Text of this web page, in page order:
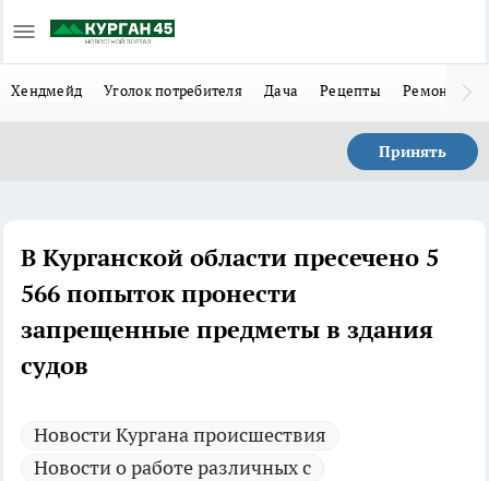
Хендмейд Уголок потребителя Дача Рецепты Ремонт
Принять
В Курганской области пресечено 5
566 попыток пронести
запрещенные предметы в здания
судов
Новости Кургана происшествия
Новости о работе различных с